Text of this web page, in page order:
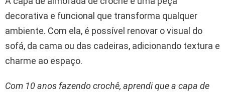
decorativa e funcional que transforma qualquer
ambiente. Com ela, é possível renovar o visual do
sofá, da cama ou das cadeiras, adicionando textura e
charme ao espaço.
Com 10 anos fazendo crochê, aprendi que a capa de